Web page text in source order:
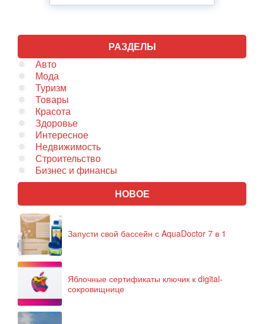
РАЗДЕЛЫ
Авто
Мода
Туризм
Товары
Красота
Здоровье
Интересное
Недвижимость
Строительство
Бизнес и финансы
НОВОЕ
Запусти свой бассейн с AquaDoctor 7 в 1
Яблочные сертификаты ключик к digital-
сокровищнице